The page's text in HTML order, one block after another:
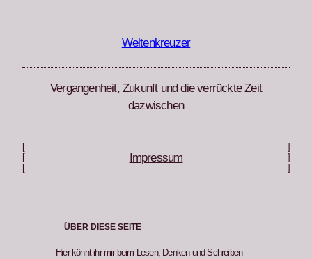
Weltenkreuzer
Vergangenheit, Zukunft und die verrückte Zeit
dazwischen
Impressum
ÜBER DIESE SEITE
Hier könnt ihr mir beim Lesen, Denken und Schreiben